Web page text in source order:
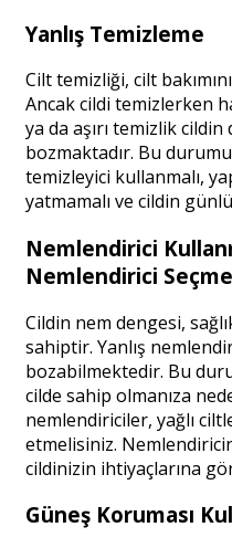
Yanlış Temizleme
Cilt temizliği, cilt
Ancak cildi temizlerken
ya da aşırı temizlik
bozmaktadır. Bu
temizleyici kullanmalı,
yatmamalı ve cildin
Nemlendirici
Nemlendirici
Cildin nem dengesi,
sahiptir. Yanlış
bozabilmektedir. Bu
cilde sahip olmanıza
nemlendiriciler, yağlı
etmelisiniz.
cildinizin ihtiyaçlarına
Güneş Koruması